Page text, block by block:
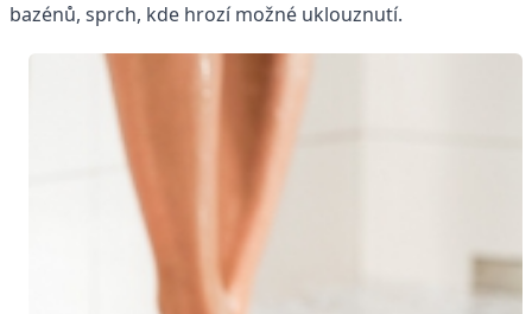
bazénů, sprch, kde hrozí možné uklouznutí.